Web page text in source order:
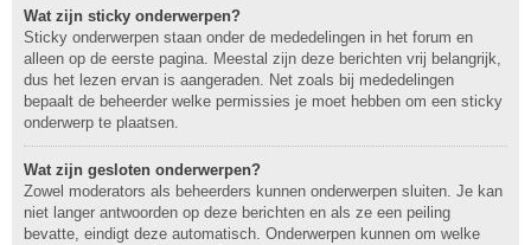
Wat zijn sticky onderwerpen?
Sticky onderwerpen staan onder de mededelingen in het forum en
alleen op de eerste pagina. Meestal zijn deze berichten vrij belangrijk,
dus het lezen ervan is aangeraden. Net zoals bij mededelingen
bepaalt de beheerder welke permissies je moet hebben om een sticky
onderwerp te plaatsen.
Wat zijn gesloten onderwerpen?
Zowel moderators als beheerders kunnen onderwerpen sluiten. Je kan
niet langer antwoorden op deze berichten en als ze een peiling
bevatte, eindigt deze automatisch. Onderwerpen kunnen om welke